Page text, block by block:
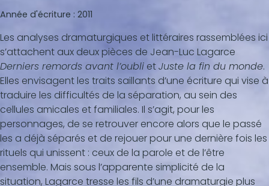
Année d'écriture : 2011
Les analyses dramaturgiques et littéraires rassemblées ici
s’attachent aux deux pièces de Jean-Luc Lagarce
Derniers remords avant l’oubli etJuste la fin du monde.
Elles envisagent les traits saillants d’une écriture qui vise à
traduire les difficultés de la séparation, au sein des
cellules amicales et familiales. Il s’agit, pour les
personnages, de se retrouver encore alors que le passé
les a déjà séparés et de rejouer pour une dernière fois les
rituels qui unissent : ceux de la parole et de l’être
ensemble. Mais sous l’apparente simplicité de la
situation, Lagarce tresse les fils d’une dramaturgie plus